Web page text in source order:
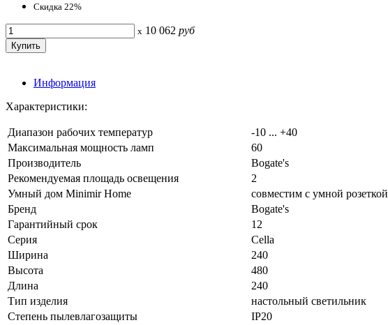
Скидка 22%
x 10 062 руб
Информация
Характеристики:
Диапазон рабочих температур
-10 ... +40
Максимальная мощность ламп
60
Производитель
Bogate's
Рекомендуемая площадь освещения
2
Умный дом Minimir Home
совместим с умной розеткой
Бренд
Bogate's
Гарантийный срок
12
Серия
Cella
Ширина
240
Высота
480
Длина
240
Тип изделия
настольный светильник
Степень пылевлагозащиты
IP20